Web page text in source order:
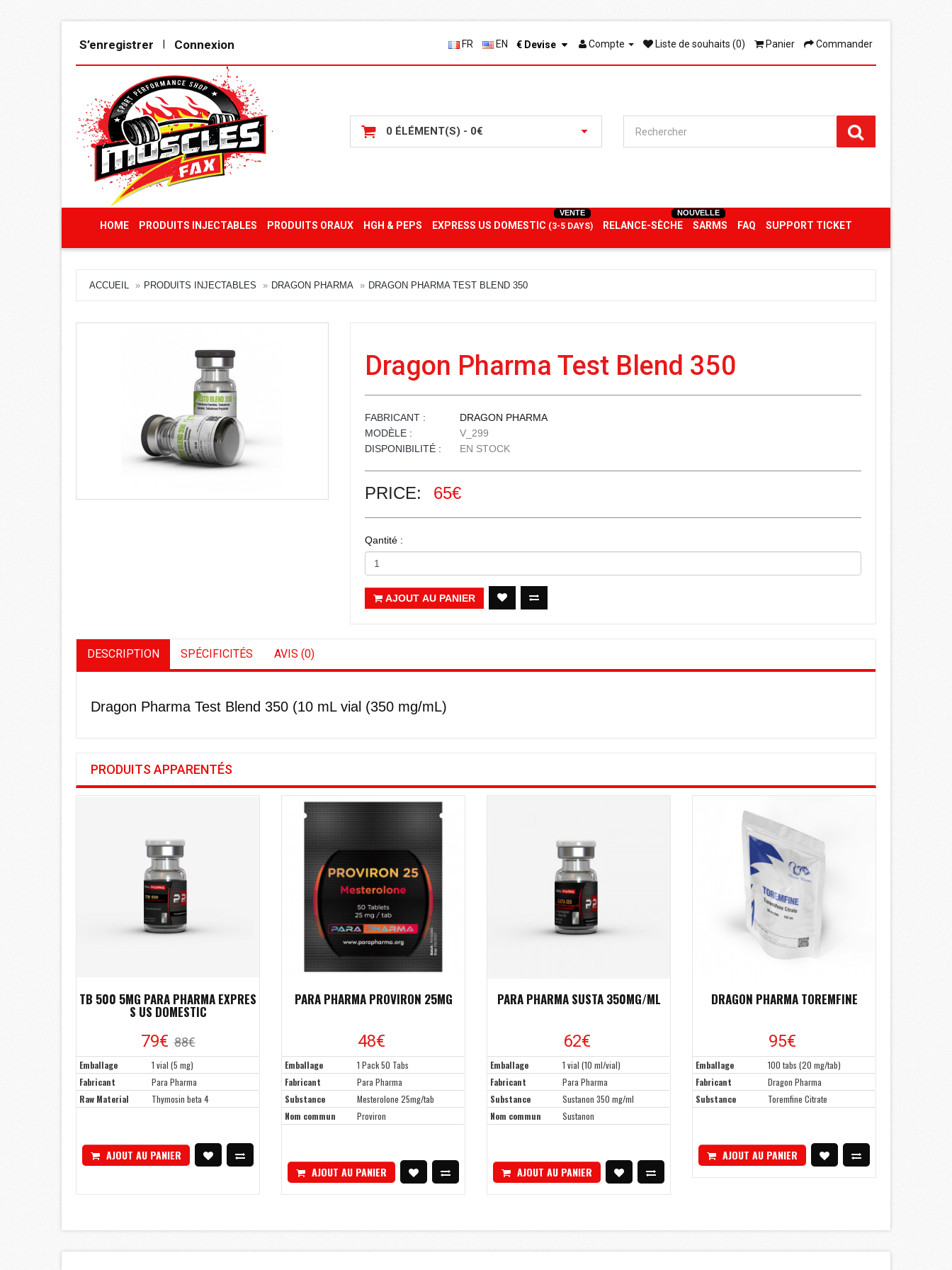
S’enregistrer Connexion FR EN € Devise Compte Liste de souhaits (0) Panier Commander
0 ÉLÉMENT(S) - 0€
HOME PRODUITS INJECTABLES PRODUITS ORAUX HGH & PEPS EXPRESS US DOMESTIC (3-5 DAYS)
VENTE
RELANCE-SÈCHE SARMS
NOUVELLE
FAQ SUPPORT TICKET
ACCUEIL PRODUITS INJECTABLES DRAGON PHARMA DRAGON PHARMA TEST BLEND 350
Dragon Pharma Test Blend 350
FABRICANT :
DRAGON PHARMA
MODÈLE :
V_299
DISPONIBILITÉ :
EN STOCK
PRICE: 65€
Qantité :
AJOUT AU PANIER
DESCRIPTION SPÉCIFICITÉS AVIS (0)
Dragon Pharma Test Blend 350 (10 mL vial (350 mg/mL)
PRODUITS APPARENTÉS
TB 500 5MG PARA PHARMA EXPRES
S US DOMESTIC
79€ 88€
Emballage
1 vial (5 mg)
Fabricant
Para Pharma
Raw Material
Thymosin beta 4
AJOUT AU PANIER
PARA PHARMA PROVIRON 25MG
48€
Emballage
1 Pack 50 Tabs
Fabricant
Para Pharma
Substance
Mesterolone 25mg/tab
Nom commun
Proviron
AJOUT AU PANIER
PARA PHARMA SUSTA 350MG/ML
62€
Emballage
1 vial (10 ml/vial)
Fabricant
Para Pharma
Substance
Sustanon 350 mg/ml
Nom commun
Sustanon
AJOUT AU PANIER
DRAGON PHARMA TOREMFINE
95€
Emballage
100 tabs (20 mg/tab)
Fabricant
Dragon Pharma
Substance
Toremfine Citrate
AJOUT AU PANIER